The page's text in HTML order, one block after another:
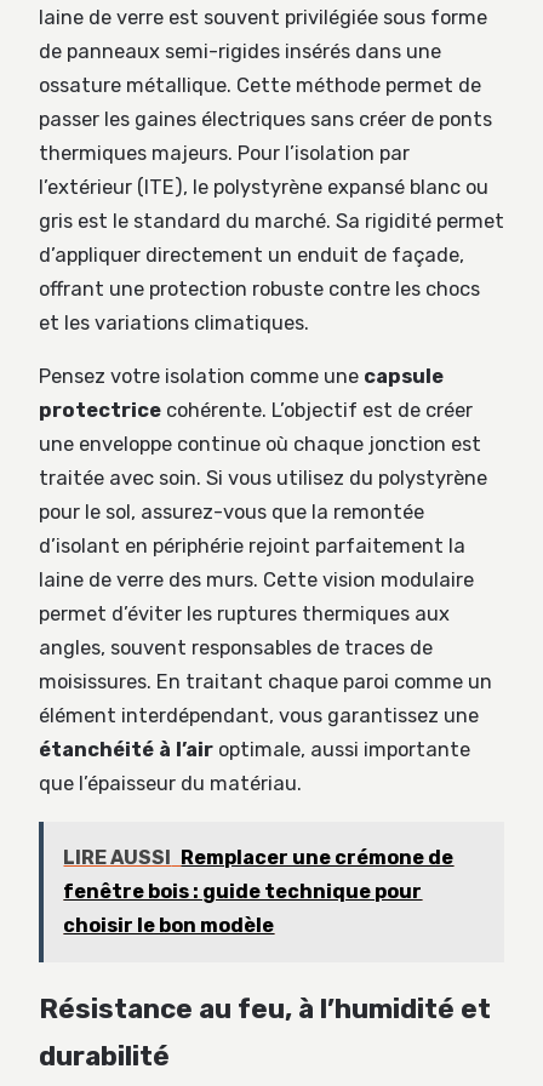
laine de verre est souvent privilégiée sous forme
de panneaux semi-rigides insérés dans une
ossature métallique. Cette méthode permet de
passer les gaines électriques sans créer de ponts
thermiques majeurs. Pour l’isolation par
l’extérieur (ITE), le polystyrène expansé blanc ou
gris est le standard du marché. Sa rigidité permet
d’appliquer directement un enduit de façade,
offrant une protection robuste contre les chocs
et les variations climatiques.
Pensez votre isolation comme une capsule
protectrice cohérente. L’objectif est de créer
une enveloppe continue où chaque jonction est
traitée avec soin. Si vous utilisez du polystyrène
pour le sol, assurez-vous que la remontée
d’isolant en périphérie rejoint parfaitement la
laine de verre des murs. Cette vision modulaire
permet d’éviter les ruptures thermiques aux
angles, souvent responsables de traces de
moisissures. En traitant chaque paroi comme un
élément interdépendant, vous garantissez une
étanchéité à l’air optimale, aussi importante
que l’épaisseur du matériau.
LIRE AUSSI Remplacer une crémone de
fenêtre bois : guide technique pour
choisir le bon modèle
Résistance au feu, à l’humidité et
durabilité